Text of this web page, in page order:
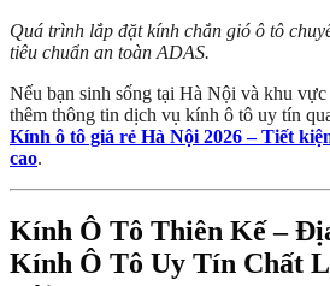
Quá trình lắp đặt kính chắn gió ô tô
tiêu chuẩn an toàn ADAS.
Nếu bạn sinh sống tại Hà Nội và khu
thêm thông tin dịch vụ kính ô tô uy tín
Kính ô tô giá rẻ Hà Nội 2026 – Tiết
cao.
Kính Ô Tô Thiên Kế –
Kính Ô Tô Uy Tín Chất